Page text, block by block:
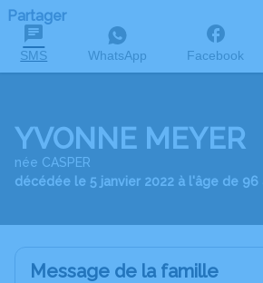
Partager
SMS WhatsApp Facebook
YVONNE MEYER
née CASPER
décédée le 5 janvier 2022 à l'âge de 96
Message de la famille